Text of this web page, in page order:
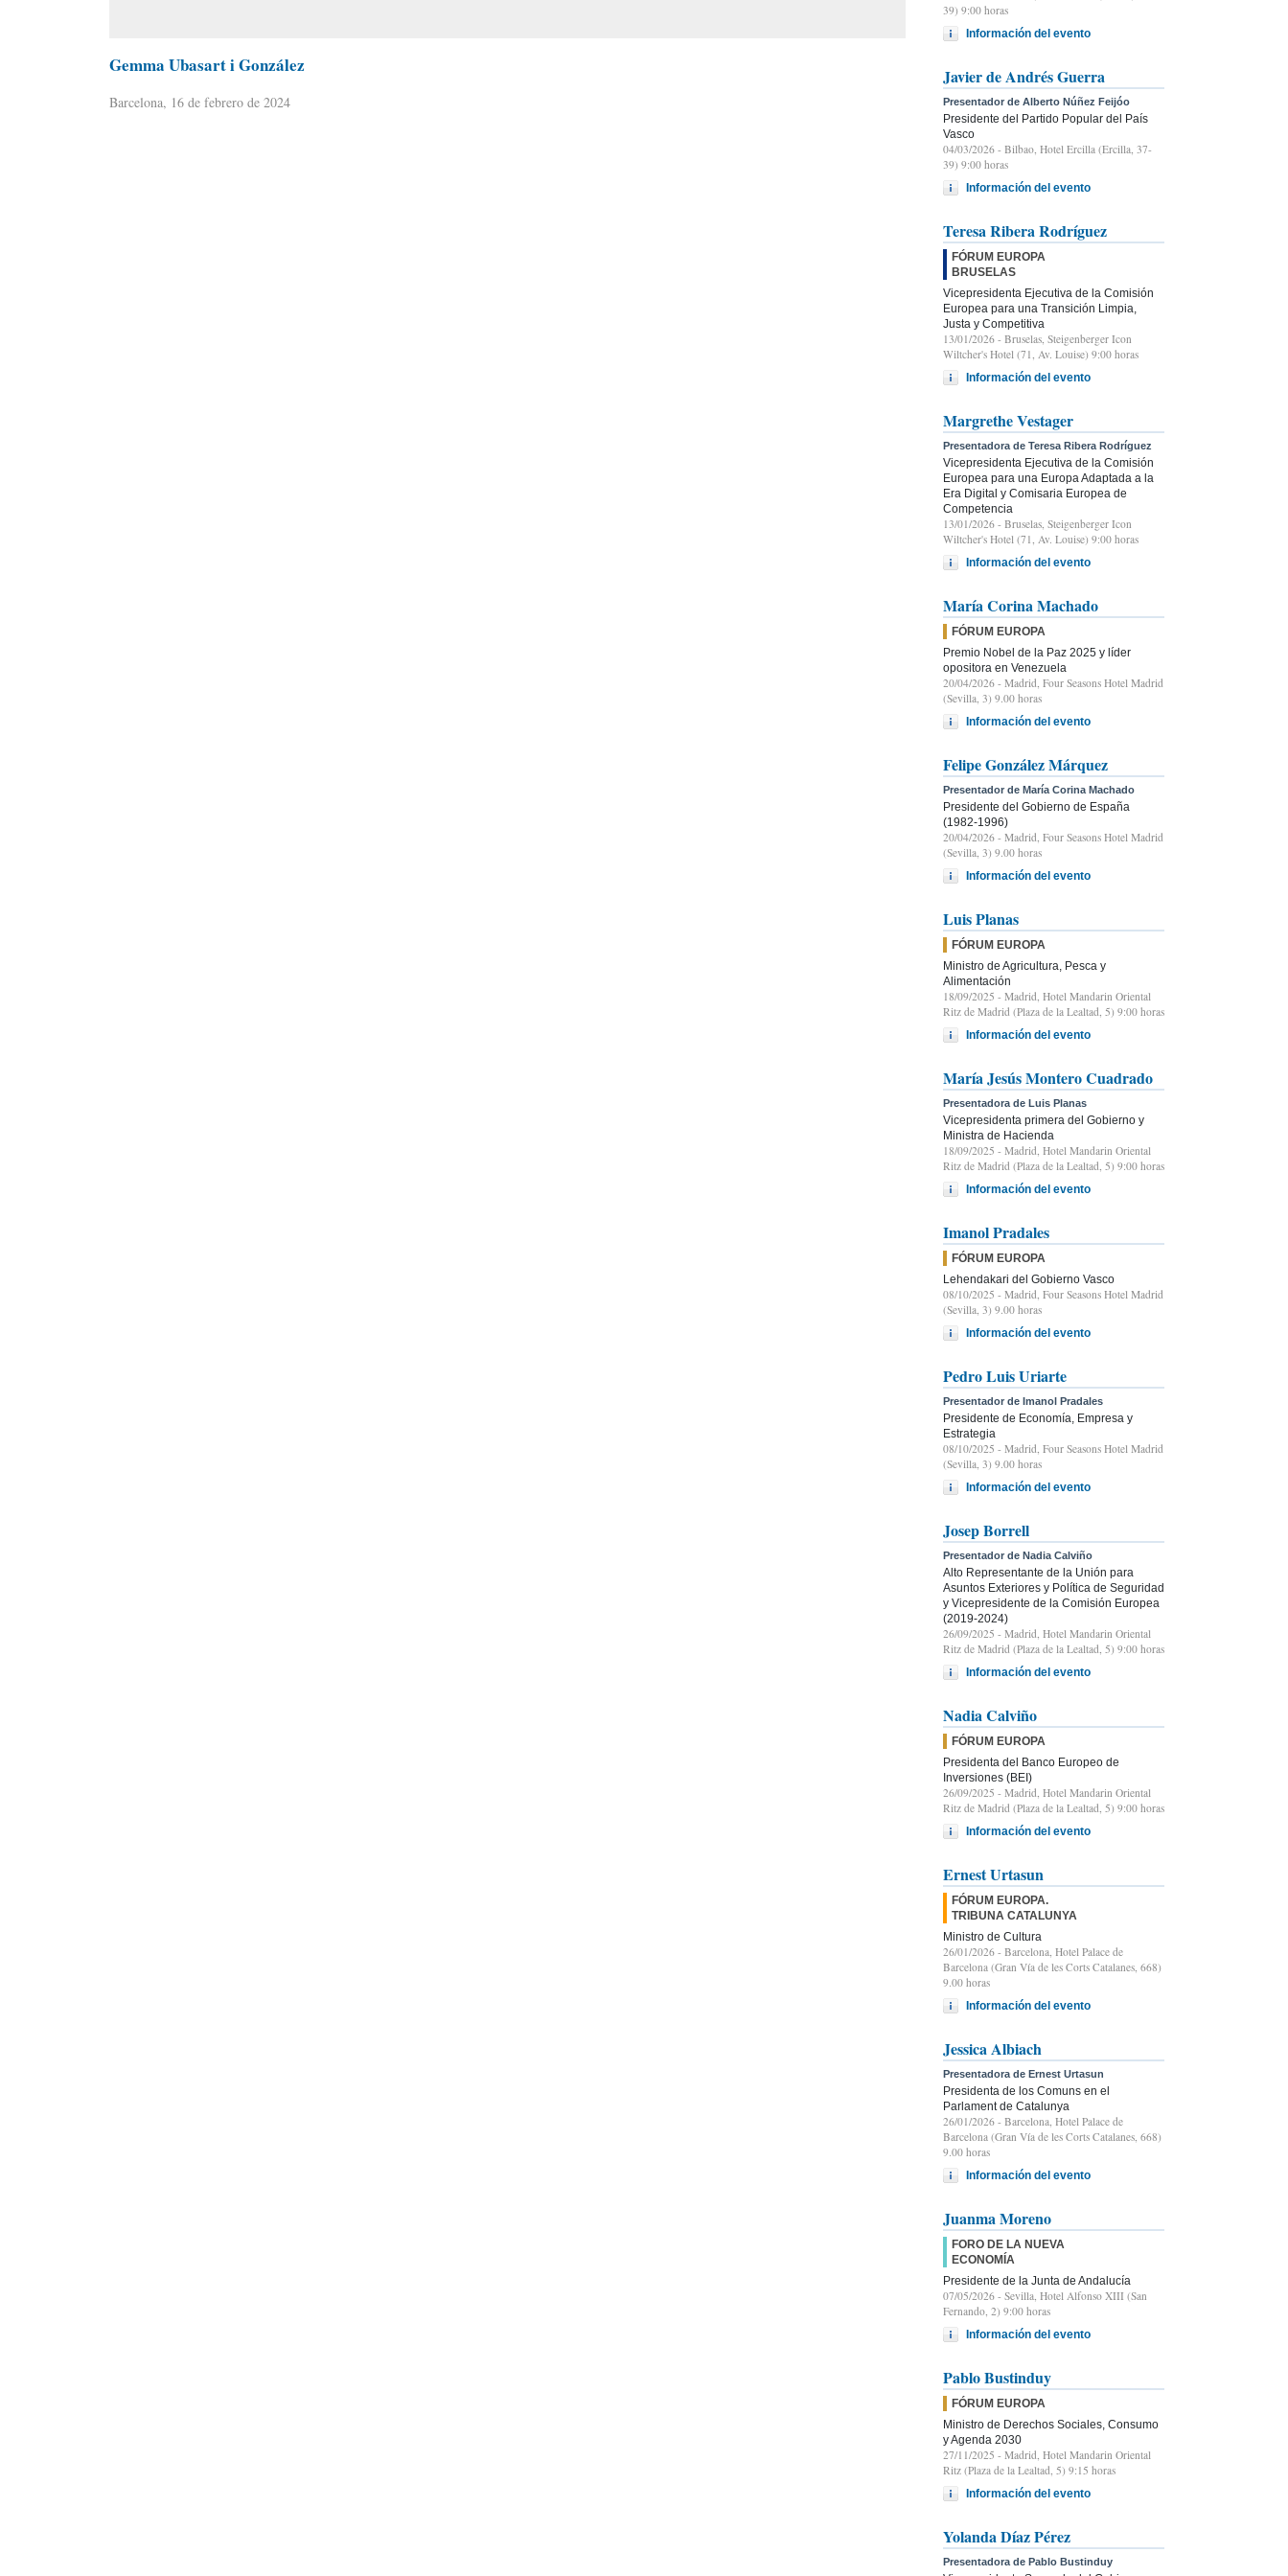
Gemma Ubasart i González
Barcelona, 16 de febrero de 2024
39) 9:00 horas
Información del evento
Javier de Andrés Guerra
Presentador de Alberto Núñez Feijóo
Presidente del Partido Popular del País
Vasco
04/03/2026 - Bilbao, Hotel Ercilla (Ercilla, 37-
39) 9:00 horas
Información del evento
Teresa Ribera Rodríguez
FÓRUM EUROPA
BRUSELAS
Vicepresidenta Ejecutiva de la Comisión
Europea para una Transición Limpia,
Justa y Competitiva
13/01/2026 - Bruselas, Steigenberger Icon
Wiltcher's Hotel (71, Av. Louise) 9:00 horas
Información del evento
Margrethe Vestager
Presentadora de Teresa Ribera Rodríguez
Vicepresidenta Ejecutiva de la Comisión
Europea para una Europa Adaptada a la
Era Digital y Comisaria Europea de
Competencia
13/01/2026 - Bruselas, Steigenberger Icon
Wiltcher's Hotel (71, Av. Louise) 9:00 horas
Información del evento
María Corina Machado
FÓRUM EUROPA
Premio Nobel de la Paz 2025 y líder
opositora en Venezuela
20/04/2026 - Madrid, Four Seasons Hotel Madrid
(Sevilla, 3) 9.00 horas
Información del evento
Felipe González Márquez
Presentador de María Corina Machado
Presidente del Gobierno de España
(1982-1996)
20/04/2026 - Madrid, Four Seasons Hotel Madrid
(Sevilla, 3) 9.00 horas
Información del evento
Luis Planas
FÓRUM EUROPA
Ministro de Agricultura, Pesca y
Alimentación
18/09/2025 - Madrid, Hotel Mandarin Oriental
Ritz de Madrid (Plaza de la Lealtad, 5) 9:00 horas
Información del evento
María Jesús Montero Cuadrado
Presentadora de Luis Planas
Vicepresidenta primera del Gobierno y
Ministra de Hacienda
18/09/2025 - Madrid, Hotel Mandarin Oriental
Ritz de Madrid (Plaza de la Lealtad, 5) 9:00 horas
Información del evento
Imanol Pradales
FÓRUM EUROPA
Lehendakari del Gobierno Vasco
08/10/2025 - Madrid, Four Seasons Hotel Madrid
(Sevilla, 3) 9.00 horas
Información del evento
Pedro Luis Uriarte
Presentador de Imanol Pradales
Presidente de Economía, Empresa y
Estrategia
08/10/2025 - Madrid, Four Seasons Hotel Madrid
(Sevilla, 3) 9.00 horas
Información del evento
Josep Borrell
Presentador de Nadia Calviño
Alto Representante de la Unión para
Asuntos Exteriores y Política de Seguridad
y Vicepresidente de la Comisión Europea
(2019-2024)
26/09/2025 - Madrid, Hotel Mandarin Oriental
Ritz de Madrid (Plaza de la Lealtad, 5) 9:00 horas
Información del evento
Nadia Calviño
FÓRUM EUROPA
Presidenta del Banco Europeo de
Inversiones (BEI)
26/09/2025 - Madrid, Hotel Mandarin Oriental
Ritz de Madrid (Plaza de la Lealtad, 5) 9:00 horas
Información del evento
Ernest Urtasun
FÓRUM EUROPA.
TRIBUNA CATALUNYA
Ministro de Cultura
26/01/2026 - Barcelona, Hotel Palace de
Barcelona (Gran Vía de les Corts Catalanes, 668)
9.00 horas
Información del evento
Jessica Albiach
Presentadora de Ernest Urtasun
Presidenta de los Comuns en el
Parlament de Catalunya
26/01/2026 - Barcelona, Hotel Palace de
Barcelona (Gran Vía de les Corts Catalanes, 668)
9.00 horas
Información del evento
Juanma Moreno
FORO DE LA NUEVA
ECONOMÍA
Presidente de la Junta de Andalucía
07/05/2026 - Sevilla, Hotel Alfonso XIII (San
Fernando, 2) 9:00 horas
Información del evento
Pablo Bustinduy
FÓRUM EUROPA
Ministro de Derechos Sociales, Consumo
y Agenda 2030
27/11/2025 - Madrid, Hotel Mandarin Oriental
Ritz (Plaza de la Lealtad, 5) 9:15 horas
Información del evento
Yolanda Díaz Pérez
Presentadora de Pablo Bustinduy